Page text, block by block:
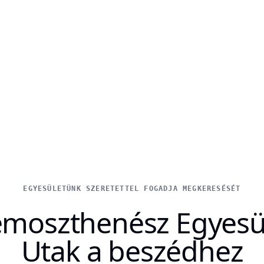
EGYESÜLETÜNK SZERETETTEL FOGADJA MEGKERESÉSÉT
Utak a beszédhez